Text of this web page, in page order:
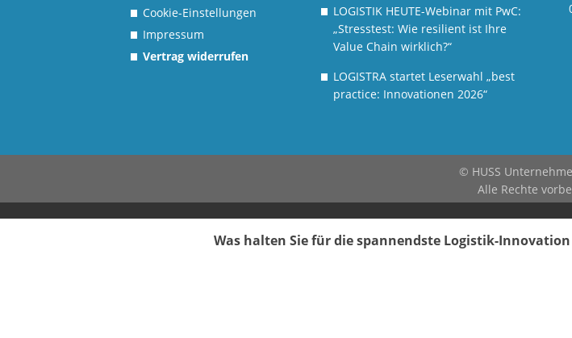
Cookie-Einstellungen
Impressum
Vertrag widerrufen
LOGISTIK HEUTE-Webinar mit PwC:
„Stresstest: Wie resilient ist Ihre
Value Chain wirklich?“
LOGISTRA startet Leserwahl „best
practice: Innovationen 2026“
© HUSS
Alle Rechte
Was halten Sie für die spannendste Logistik-